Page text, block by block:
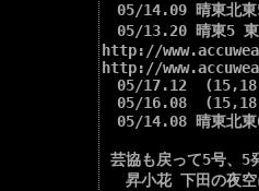
05/14.09 晴東北
05/13.20 晴東5
http://
http://
05/17.12
05/16.08
05/14.08 晴東北
芸協も戻って5号、5
昇小花 下田の夜空